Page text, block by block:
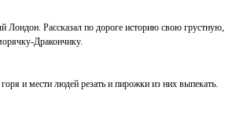
Лондон. Рассказал по дороге историю свою грустную,
Дракончику.
и мести людей резать и пирожки из них выпекать.